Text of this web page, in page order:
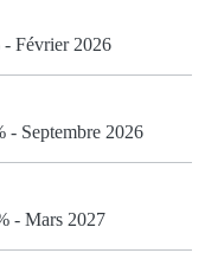
- Février 2026
- Septembre 2026
- Mars 2027